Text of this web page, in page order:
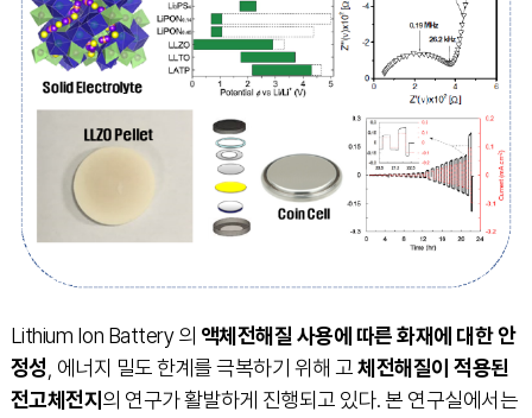
Lithium Ion Battery 의 액체전해질 사용에 따른 화재에 대한 안
정성 , 에너지 밀도 한계를 극복하기 위해 고체전해질이 적용된
전고체전지 의 연구가 활발하게 진행되고 있다. 본 연구실에서는